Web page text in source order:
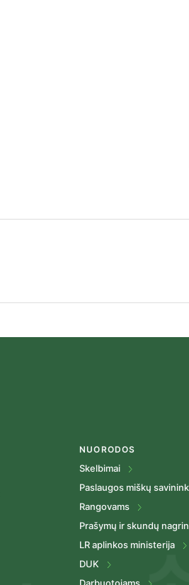
NUORODOS
Skelbimai
Paslaugos miškų
Rangovams
Prašymų ir skundų
LR aplinkos ministerija
DUK